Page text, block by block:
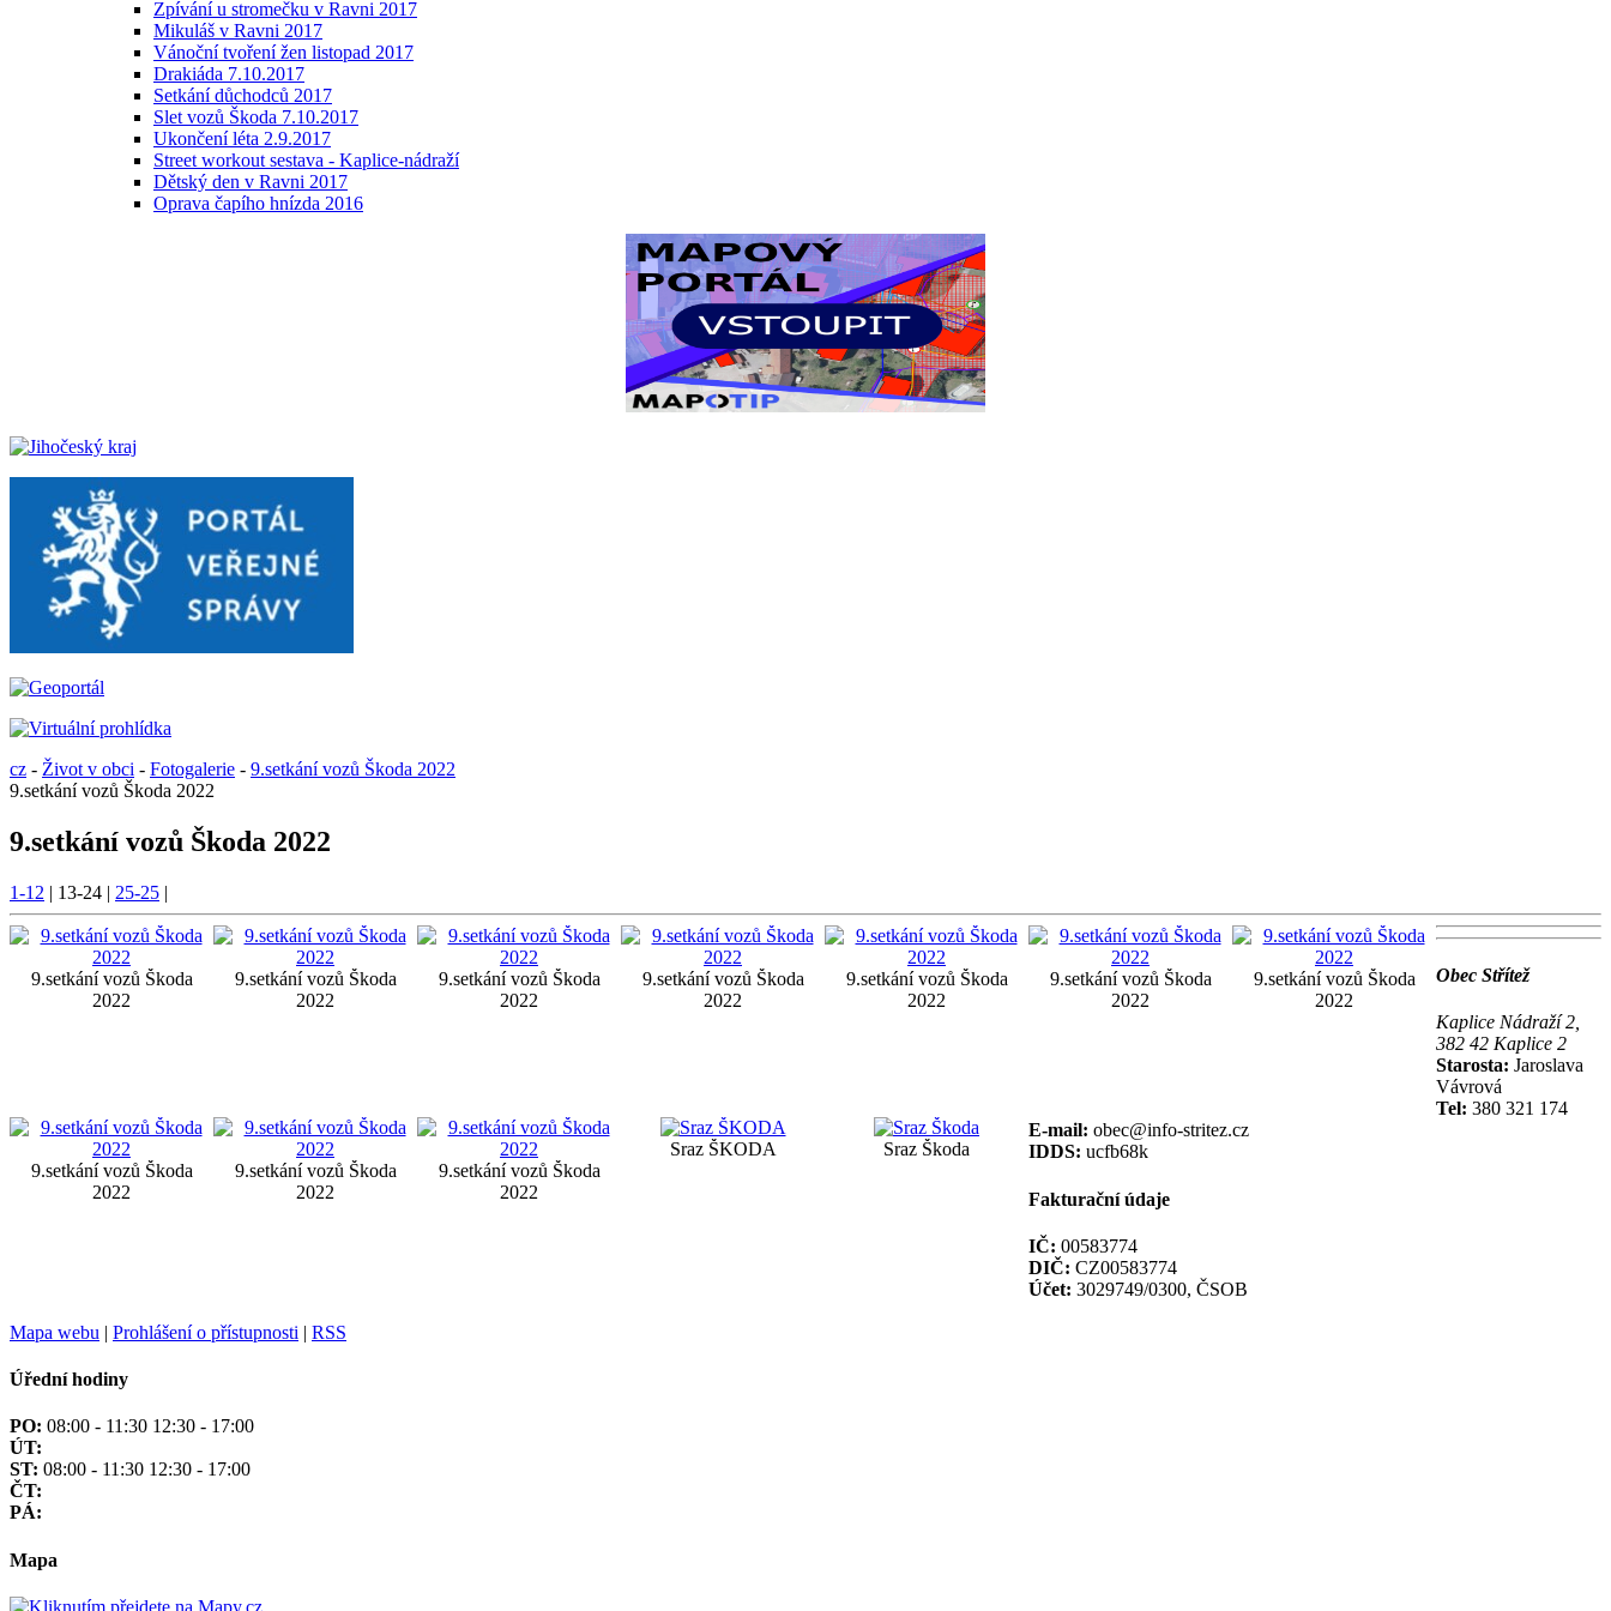
Zpívání u stromečku v Ravni 2017
Mikuláš v Ravni 2017
Vánoční tvoření žen listopad 2017
Drakiáda 7.10.2017
Setkání důchodců 2017
Slet vozů Škoda 7.10.2017
Ukončení léta 2.9.2017
Street workout sestava - Kaplice-nádraží
Dětský den v Ravni 2017
Oprava čapího hnízda 2016
cz - Život v obci - Fotogalerie - 9.setkání vozů Škoda 2022
9.setkání vozů Škoda 2022
9.setkání vozů Škoda 2022
1-12 | 13-24 | 25-25 |
9.setkání vozů Škoda
2022
9.setkání vozů Škoda
2022
9.setkání vozů Škoda
2022
9.setkání vozů Škoda
2022
9.setkání vozů Škoda
2022
9.setkání vozů Škoda
2022
9.setkání vozů Škoda
2022
9.setkání vozů Škoda
2022
9.setkání vozů Škoda
2022
9.setkání vozů Škoda
2022
Sraz ŠKODA Sraz Škoda
Obec Střítež
Kaplice Nádraží 2,
382 42 Kaplice 2
Starosta: Jaroslava
Vávrová
Tel: 380 321 174
E-mail: obec@info-stritez.cz
IDDS: ucfb68k
Fakturační údaje
IČ: 00583774
DIČ: CZ00583774
Účet: 3029749/0300, ČSOB
Mapa webu | Prohlášení o přístupnosti | RSS
Úřední hodiny
PO: 08:00 - 11:30 12:30 - 17:00
ÚT:
ST: 08:00 - 11:30 12:30 - 17:00
ČT:
PÁ:
Mapa